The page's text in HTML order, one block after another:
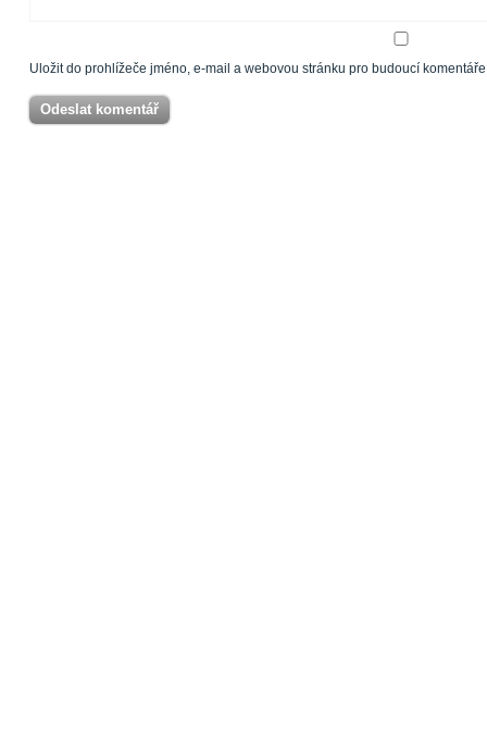
Uložit do prohlížeče jméno, e-mail a webovou stránku pro budoucí